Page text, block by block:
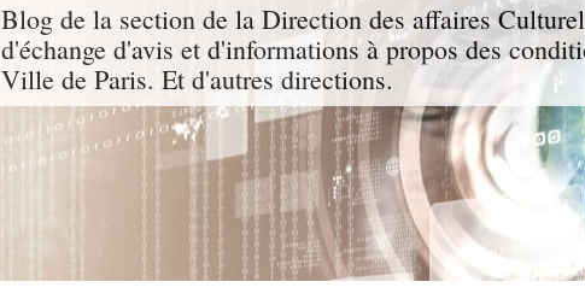
Blog de la section de la Direction des affaires
d'échange d'avis et d'informations à propos des
Ville de Paris. Et d'autres directions.